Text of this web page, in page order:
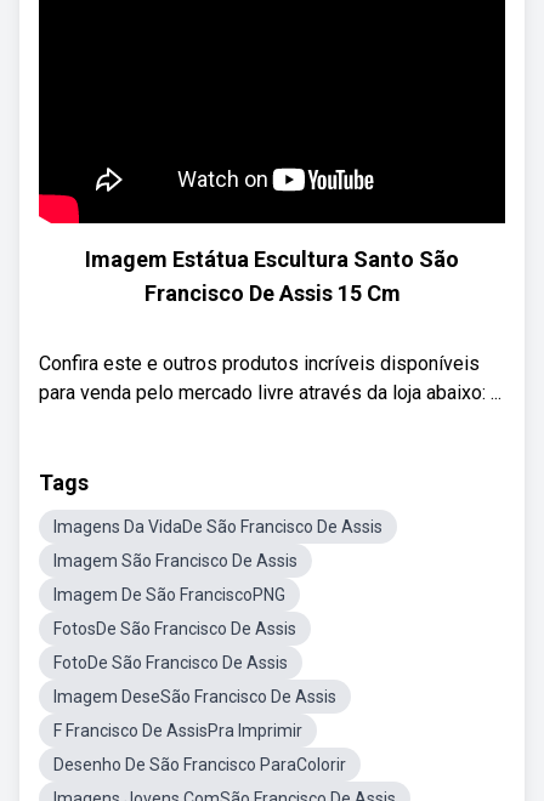
Imagem Estátua Escultura Santo São
Francisco De Assis 15 Cm
Confira este e outros produtos incríveis disponíveis
para venda pelo mercado livre através da loja abaixo: ...
Tags
Imagens Da VidaDe São Francisco De Assis
Imagem São Francisco De Assis
Imagem De São FranciscoPNG
FotosDe São Francisco De Assis
FotoDe São Francisco De Assis
Imagem DeseSão Francisco De Assis
F Francisco De AssisPra Imprimir
Desenho De São Francisco ParaColorir